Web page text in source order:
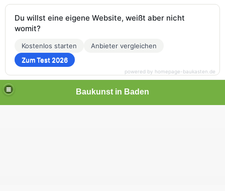
Baukunst in Baden
Du willst eine eigene Website, weißt aber nicht
womit?
Kostenlos starten
Anbieter vergleichen
Zum Test 2026
powered by homepage-baukasten.de